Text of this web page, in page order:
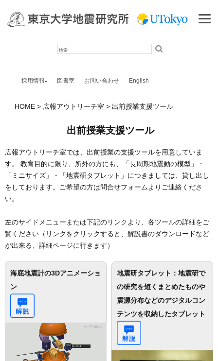
採用情報 図書室 お問い合わせ English
HOME 広報アウトリーチ室 出前授業支援ツール
出前授業支援ツール
広報アウトリーチ室では、出前授業の支援ツールを用意していま
す。 教育目的に限り、所外の方にも、「長周期地震動の模型」・
「ミニサイズ」・「地震研タブレット」につきましては、貸し出し
をしております。ご希望の方は問合せフォームよりご連絡くださ
い。
左のサイドメニューまたは下記のリンクより、各ツールの詳細をご
覧ください（リンクをクリックすると、解説書のダウンロードなど
が出来る、詳細ページに行きます）
海底地震計の3Dアニメーショ
ン
地震研タブレット：地震研で
の研究を短くまとめたものや
震源分布などのデジタルコン
テンツを収納したタブレット